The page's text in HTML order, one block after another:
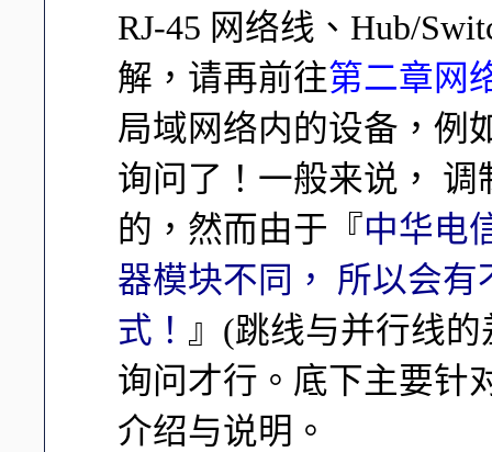
RJ-45 网络线、Hub/
解，请再前往第二章网
局域网络内的设备，例
询问了！一般来说，
的，然而由于『中华电
器模块不同， 所以会
式！ 』(跳线与并行线
询问才行。底下主要针
介绍与说明。